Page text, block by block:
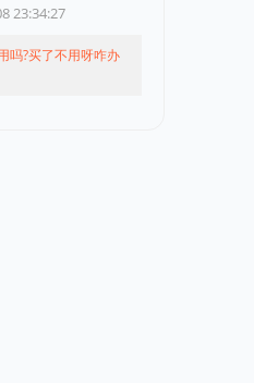
23:34:27
吗?买了不用呀咋办